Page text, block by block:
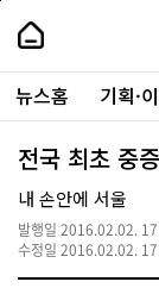
본
로
가
내
손
안
에
서
울
-
서
울
시
대
표
소
주
요
서
뉴스홈 기획·
전국 최초 중
내 손안에 서울
발행일 2016.02.02.
수정일 2016.02.02.
페
상
단
로